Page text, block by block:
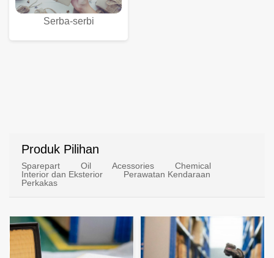
Serba-serbi
Produk Pilihan
Sparepart Oil Acessories
Chemical
Interior dan Eksterior
Perawatan Kendaraan
Perkakas